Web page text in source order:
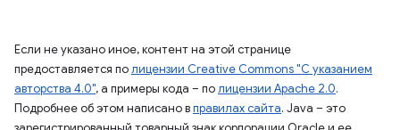
Если не указано иное, контент на этой странице
предоставляется полицензии Creative Commons "С указанием
авторства 4.0", а примеры кода – полицензии Apache 2.0.
Подробнее об этом написано вправилах сайта. Java – это